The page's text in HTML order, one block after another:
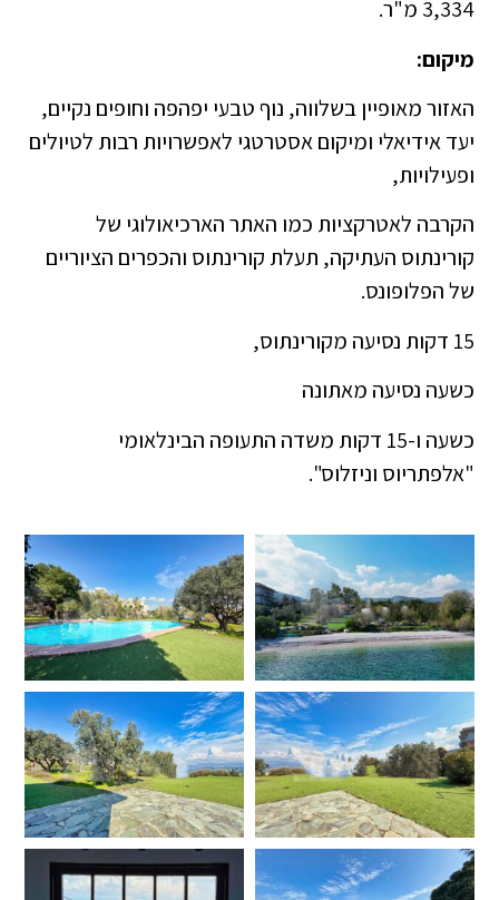
3,334 מ"ר.
מיקום:
האזור מאופיין בשלווה, נוף טבעי יפהפה וחופים נקיים,
יעד אידיאלי ומיקום אסטרטגי לאפשרויות רבות לטיולים
ופעילויות,
הקרבה לאטרקציות כמו האתר הארכיאולוגי של
קורינתוס העתיקה, תעלת קורינתוס והכפרים הציוריים
של הפלופונס.
15 דקות נסיעה מקורינתוס,
כשעה נסיעה מאתונה
כשעה ו-15 דקות משדה התעופה הבינלאומי
"אלפתריוס וניזלוס".